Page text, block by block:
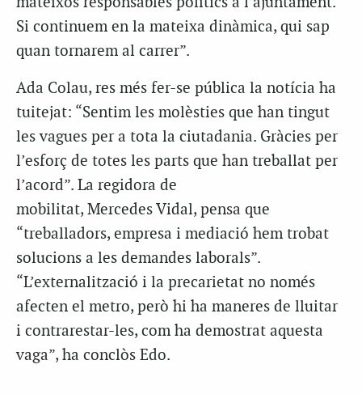
Si continuem en la mateixa dinàmica, qui sap
quan tornarem al carrer”.
Ada Colau, res més fer-se pública la notícia ha
tuitejat: “Sentim les molèsties que han tingut
les vagues per a tota la ciutadania. Gràcies per
l’esforç de totes les parts que han treballat per
l’acord”. La regidora de
mobilitat, Mercedes Vidal, pensa que
“treballadors, empresa i mediació hem trobat
solucions a les demandes laborals”.
“L’externalització i la precarietat no només
afecten el metro, però hi ha maneres de lluitar
i contrarestar-les, com ha demostrat aquesta
vaga”, ha conclòs Edo.